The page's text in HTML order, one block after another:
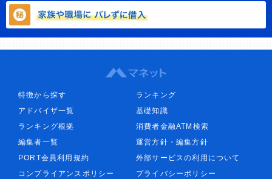
特徴から探す
ランキング
アドバイザ一覧
基礎知識
ランキング根拠
消費者金融ATM検索
編集者一覧
運営方針・編集方針
PORT会員利用規約
外部サービスの利用について
コンプライアンスポリシー
プライバシーポリシー